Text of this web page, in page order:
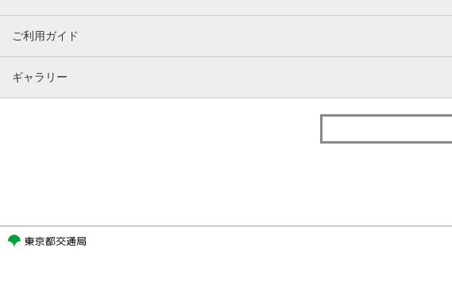
ご利用ガイド
ギャラリー